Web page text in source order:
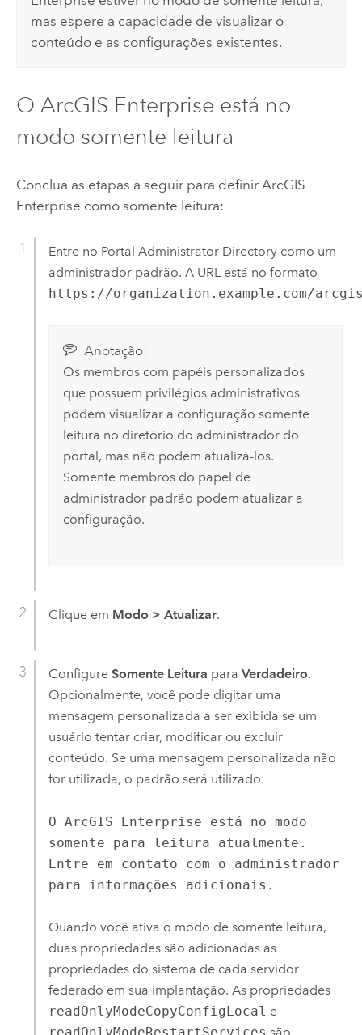
mas espere a capacidade de visualizar o
conteúdo e as configurações existentes.
O ArcGIS Enterprise está no
modo somente leitura
Conclua as etapas a seguir para definir ArcGIS
Enterprise como somente leitura:
Entre no Portal Administrator Directory como um
administrador padrão. A URL está no formato
https://organization.example.com/
Anotação:
Os membros com papéis personalizados
que possuem privilégios administrativos
podem visualizar a configuração somente
leitura no diretório do administrador do
portal, mas não podem atualizá-los.
Somente membros do papel de
administrador padrão podem atualizar a
configuração.
Clique em Modo > Atualizar.
Configure Somente Leitura para Verdadeiro.
Opcionalmente, você pode digitar uma
mensagem personalizada a ser exibida se um
usuário tentar criar, modificar ou excluir
conteúdo. Se uma mensagem personalizada não
for utilizada, o padrão será utilizado:
O ArcGIS Enterprise está no modo
somente para leitura atualmente.
Entre em contato com o administrador
para informações adicionais.
Quando você ativa o modo de somente leitura,
duas propriedades são adicionadas às
propriedades do sistema de cada servidor
federado em sua implantação. As propriedades
readOnlyModeCopyConfigLocal e